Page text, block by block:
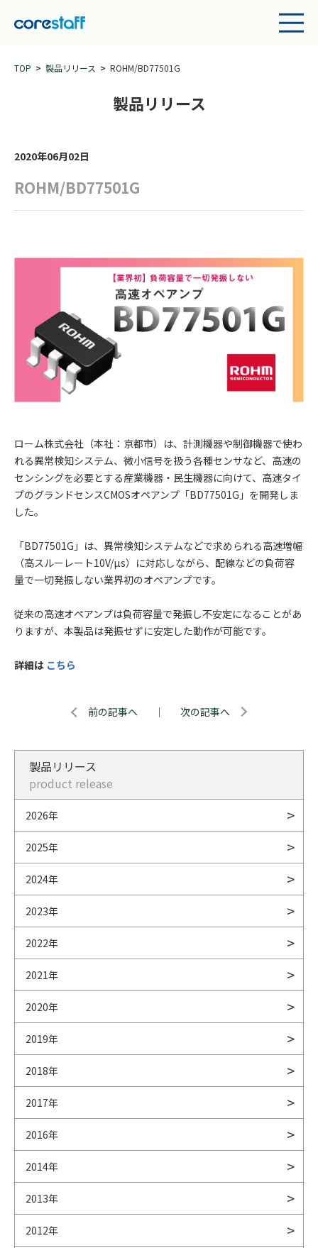
TOP 製品リリース ROHM/BD77501G
製品リリース
2020年06月02日
ROHM/BD77501G
ローム株式会社（本社：京都市）は、計測機器や制御機器で使わ
れる異常検知システム、微小信号を扱う各種センサなど、高速の
センシングを必要とする産業機器・民生機器に向けて、高速タイ
プのグランドセンスCMOSオペアンプ「BD77501G」を開発しま
した。
「BD77501G」は、異常検知システムなどで求められる高速増幅
（高スルーレート10V/µs）に対応しながら、配線などの負荷容
量で一切発振しない業界初のオペアンプです。
従来の高速オペアンプは負荷容量で発振し不安定になることがあ
りますが、本製品は発振せずに安定した動作が可能です。
詳細は こちら
前の記事へ ｜ 次の記事へ
製品リリース
product release
2026年
2025年
2024年
2023年
2022年
2021年
2020年
2019年
2018年
2017年
2016年
2014年
2013年
2012年